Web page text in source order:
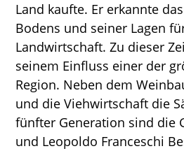
Land kaufte. Er erkannte
Bodens und seiner Lagen
Landwirtschaft. Zu dieser
seinem Einfluss einer der
Region. Neben dem
und die Viehwirtschaft die
fünfter Generation sind die
und Leopoldo Franceschi